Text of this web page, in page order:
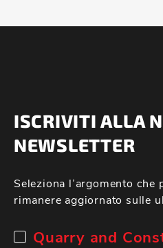
ISCRIVITI ALLA
NEWSLETTER
Seleziona l’argomento
rimanere aggiornato sulle
Quarry and